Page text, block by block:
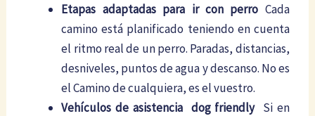
Etapas adaptadas para ir con perro Cada
camino está planificado teniendo en cuenta
el ritmo real de un perro. Paradas, distancias,
desniveles, puntos de agua y descanso. No es
el Camino de cualquiera, es el vuestro.
Vehículos de asistencia dog friendlySi en